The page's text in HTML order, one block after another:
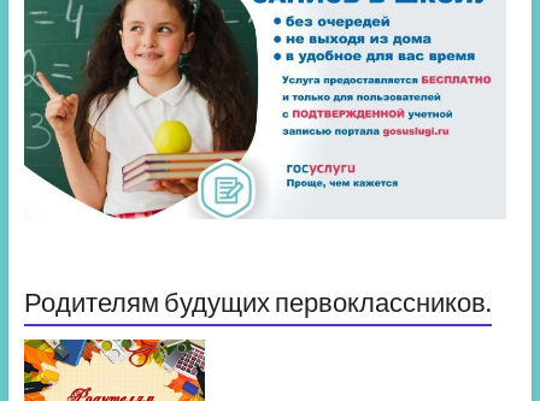
Родителям будущих первоклассников.